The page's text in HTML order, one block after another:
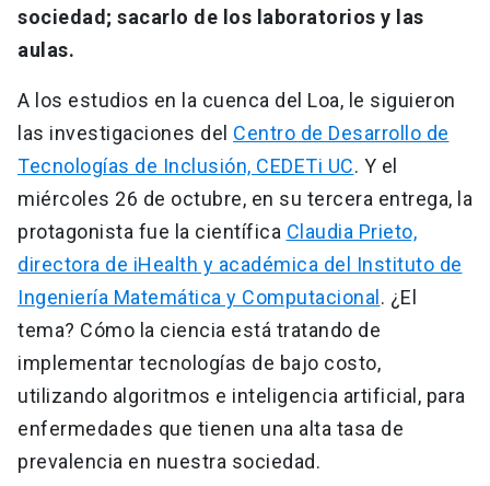
sociedad; sacarlo de los laboratorios y las
aulas.
A los estudios en la cuenca del Loa, le siguieron
las investigaciones del Centro de Desarrollo de
Tecnologías de Inclusión, CEDETi UC. Y el
miércoles 26 de octubre, en su tercera entrega, la
protagonista fue la científica Claudia Prieto,
directora de iHealth y académica del Instituto de
Ingeniería Matemática y Computacional . ¿El
tema? Cómo la ciencia está tratando de
implementar tecnologías de bajo costo,
utilizando algoritmos e inteligencia artificial, para
enfermedades que tienen una alta tasa de
prevalencia en nuestra sociedad.